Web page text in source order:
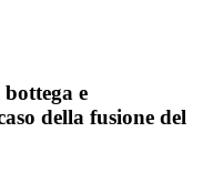
e
della fusione del